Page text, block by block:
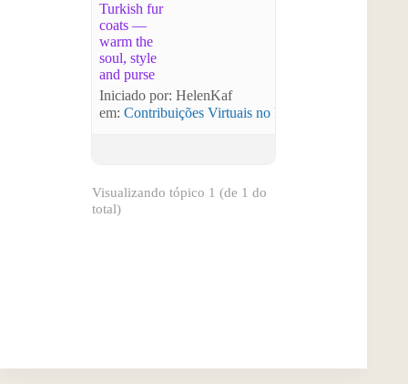
Turkish fur
coats —
warm the
soul, style
and purse
Iniciado por: HelenKaf
em: Contribuições Virtuais no Plano Nacional
Visualizando tópico 1 (de 1 do
total)